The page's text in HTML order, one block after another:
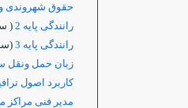
حقوق شهروندی و
رانندگی پایه 2
( سال
رانندگی پایه 3
(سال
زبان حمل ونقل
کاربرد اصول
مدیر فنی مراکز